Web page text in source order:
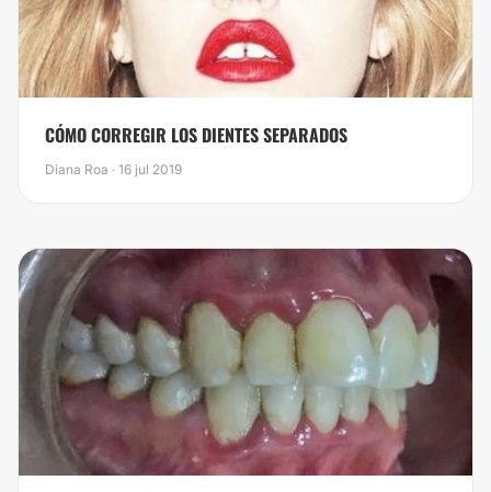
CÓMO CORREGIR LOS DIENTES SEPARADOS
Diana Roa · 16 jul 2019